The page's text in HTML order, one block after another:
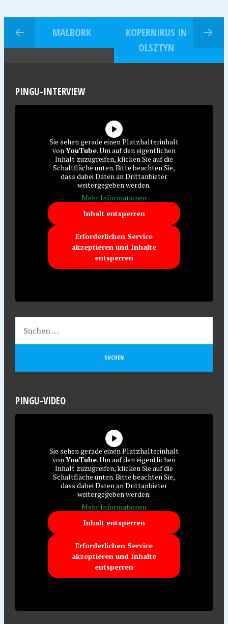
MALBORK
KOPERNIKUS IN
OLSZTYN
PINGU-INTERVIEW
Sie sehen gerade einen Platzhalterinhalt
vonYouTube. Um auf den eigentlichen
Inhalt zuzugreifen, klicken Sie auf die
Schaltfläche unten. Bitte beachten Sie,
dass dabei Daten an Drittanbieter
weitergegeben werden.
Mehr Informationen
Inhalt entsperren
Erforderlichen Service
akzeptieren und Inhalte
entsperren
PINGU-VIDEO
Sie sehen gerade einen Platzhalterinhalt
vonYouTube. Um auf den eigentlichen
Inhalt zuzugreifen, klicken Sie auf die
Schaltfläche unten. Bitte beachten Sie,
dass dabei Daten an Drittanbieter
weitergegeben werden.
Mehr Informationen
Inhalt entsperren
Erforderlichen Service
akzeptieren und Inhalte
entsperren